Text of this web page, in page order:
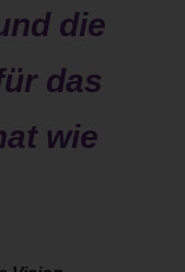
die
das
wie